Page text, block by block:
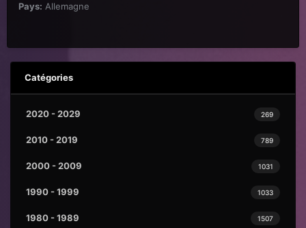
Pays: Allemagne
Catégories
269
2020 - 2029
789
2010 - 2019
1031
2000 - 2009
1033
1990 - 1999
1507
1980 - 1989